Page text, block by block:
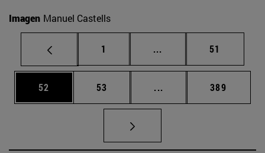
Imagen Manuel Castells
Página
1 ... Páginas intermedias
Página
51
Página
52 Página
53 ... Páginas intermedias
Página
389